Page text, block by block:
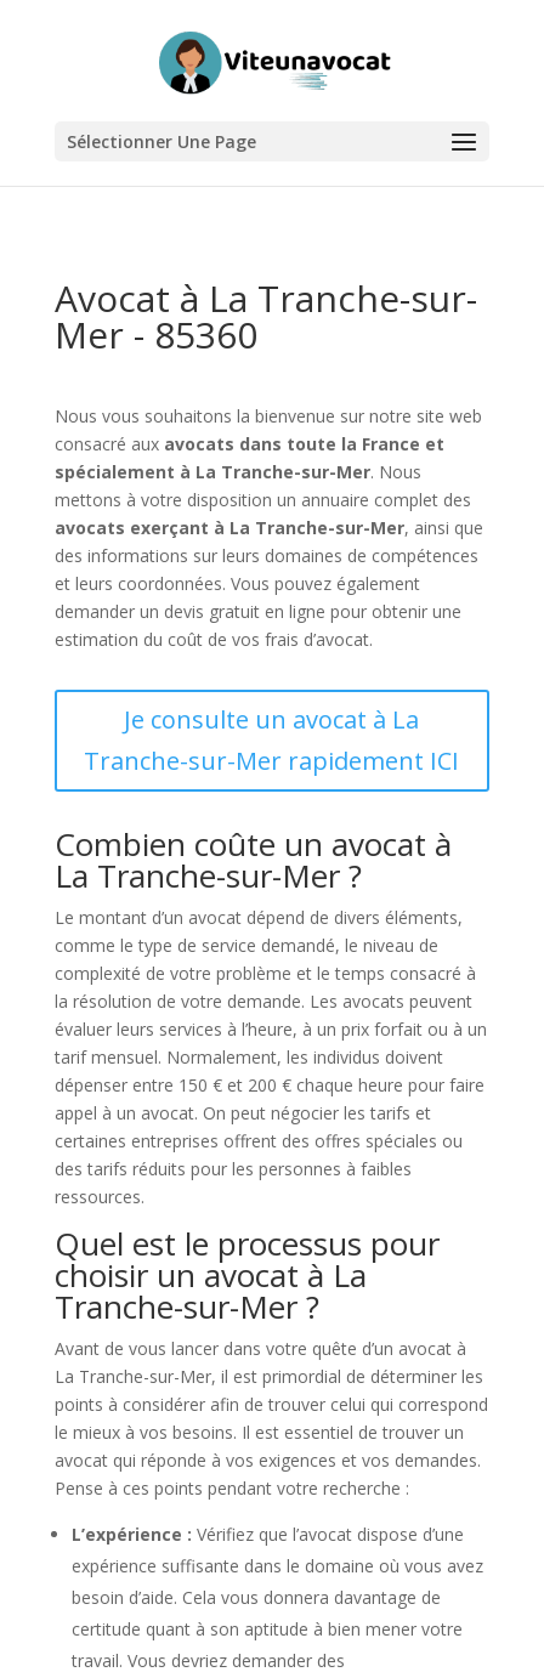
Sélectionner Une Page
Avocat à La Tranche-sur-
Mer - 85360
Nous vous souhaitons la bienvenue sur notre site web
consacré aux avocats dans toute la France et
spécialement à La Tranche-sur-Mer. Nous
mettons à votre disposition un annuaire complet des
avocats exerçant à La Tranche-sur-Mer, ainsi que
des informations sur leurs domaines de compétences
et leurs coordonnées. Vous pouvez également
demander un devis gratuit en ligne pour obtenir une
estimation du coût de vos frais d’avocat.
Je consulte un avocat à La
Tranche-sur-Mer rapidement ICI
Combien coûte un avocat à
La Tranche-sur-Mer ?
Le montant d’un avocat dépend de divers éléments,
comme le type de service demandé, le niveau de
complexité de votre problème et le temps consacré à
la résolution de votre demande. Les avocats peuvent
évaluer leurs services à l’heure, à un prix forfait ou à un
tarif mensuel. Normalement, les individus doivent
dépenser entre 150 € et 200 € chaque heure pour faire
appel à un avocat. On peut négocier les tarifs et
certaines entreprises offrent des offres spéciales ou
des tarifs réduits pour les personnes à faibles
ressources.
Quel est le processus pour
choisir un avocat à La
Tranche-sur-Mer ?
Avant de vous lancer dans votre quête d’un avocat à
La Tranche-sur-Mer, il est primordial de déterminer les
points à considérer afin de trouver celui qui correspond
le mieux à vos besoins. Il est essentiel de trouver un
avocat qui réponde à vos exigences et vos demandes.
Pense à ces points pendant votre recherche :
L’expérience : Vérifiez que l’avocat dispose d’une
expérience suffisante dans le domaine où vous avez
besoin d’aide. Cela vous donnera davantage de
certitude quant à son aptitude à bien mener votre
travail. Vous devriez demander des